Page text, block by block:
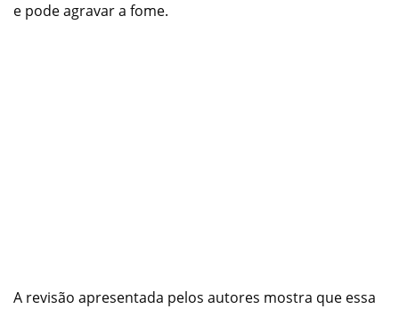
e pode agravar a fome.
A revisão apresentada pelos autores mostra que essa